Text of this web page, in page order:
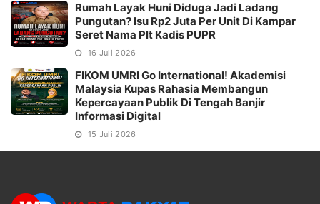
Rumah Layak Huni Diduga Jadi Ladang
Pungutan? Isu Rp2 Juta Per Unit Di Kampar
Seret Nama Plt Kadis PUPR
16 Juli 2026
FIKOM UMRI Go International! Akademisi
Malaysia Kupas Rahasia Membangun
Kepercayaan Publik Di Tengah Banjir
Informasi Digital
15 Juli 2026